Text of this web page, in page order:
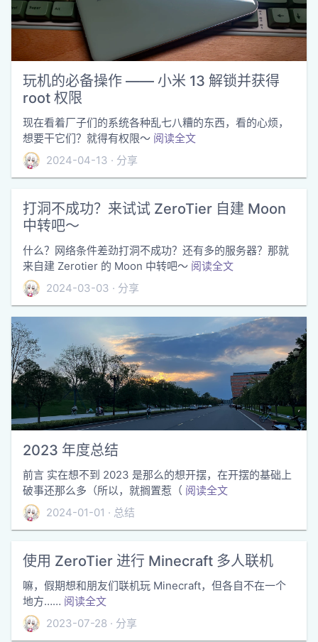
玩机的必备操作 —— 小米 13 解锁并获得
root 权限
现在看着厂子们的系统各种乱七八糟的东西，看的心烦，
想要干它们？就得有权限～ 阅读全文
2024-04-13
分享
打洞不成功？来试试 ZeroTier 自建 Moon
中转吧～
什么？网络条件差劲打洞不成功？还有多的服务器？那就
来自建 Zerotier 的 Moon 中转吧～ 阅读全文
2024-03-03
分享
2023 年度总结
前言 实在想不到 2023 是那么的想开摆，在开摆的基础上
破事还那么多（所以，就搁置惹（ 阅读全文
2024-01-01
总结
使用 ZeroTier 进行 Minecraft 多人联机
嘛，假期想和朋友们联机玩 Minecraft，但各自不在一个
地方…… 阅读全文
2023-07-28
分享